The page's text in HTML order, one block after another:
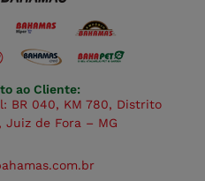
ao Cliente:
BR 040, KM 780, Distrito
Juiz de Fora – MG